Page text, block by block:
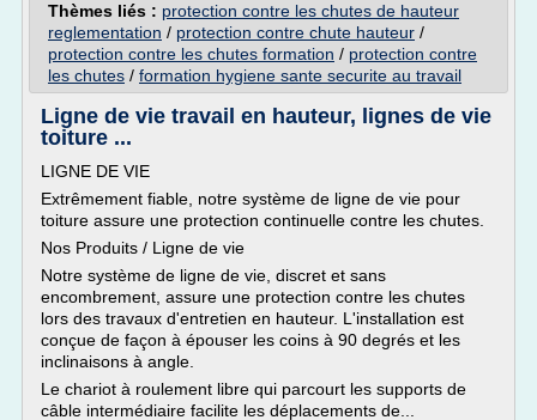
Thèmes liés : protection contre les chutes de hauteur
reglementation / protection contre chute hauteur /
protection contre les chutes formation / protection contre
les chutes / formation hygiene sante securite au travail
Ligne de vie travail en hauteur, lignes de vie
toiture ...
LIGNE DE VIE
Extrêmement fiable, notre système de ligne de vie pour
toiture assure une protection continuelle contre les chutes.
Nos Produits / Ligne de vie
Notre système de ligne de vie, discret et sans
encombrement, assure une protection contre les chutes
lors des travaux d'entretien en hauteur. L'installation est
conçue de façon à épouser les coins à 90 degrés et les
inclinaisons à angle.
Le chariot à roulement libre qui parcourt les supports de
câble intermédiaire facilite les déplacements de...